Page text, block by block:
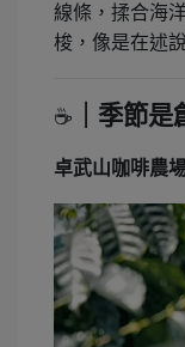
線條，揉合海
梭，像是在述
☕ ｜季節是
卓武山咖啡農